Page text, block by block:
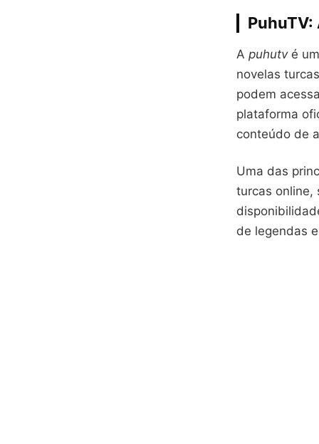
PuhuTV:
A puhutvé
novelas
podem
plataforma
conteúdo de
Uma das
turcas online,
de legendas